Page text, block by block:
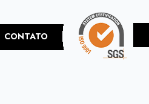
CONTATO